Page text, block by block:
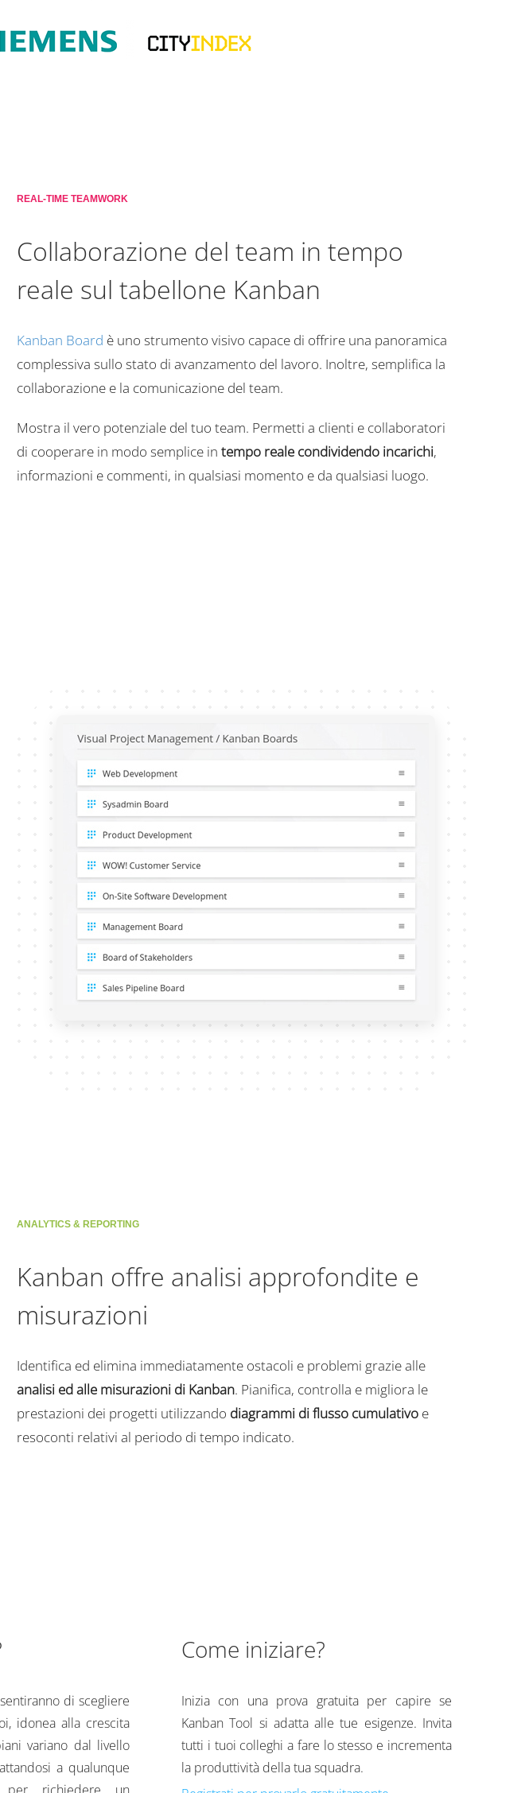
REAL-TIME TEAMWORK
Collaborazione del team in tempo
reale sul tabellone Kanban
Kanban Board è uno strumento visivo capace di offrire una panoramica
complessiva sullo stato di avanzamento del lavoro. Inoltre, semplifica la
collaborazione e la comunicazione del team.
Mostra il vero potenziale del tuo team. Permetti a clienti e collaboratori
di cooperare in modo semplice intempo reale condividendo incarichi,
informazioni e commenti, in qualsiasi momento e da qualsiasi luogo.
ANALYTICS & REPORTING
Kanban offre analisi approfondite e
misurazioni
Identifica ed elimina immediatamente ostacoli e problemi grazie alle
analisi ed alle misurazioni di Kanban. Pianifica, controlla e migliora le
prestazioni dei progetti utilizzando diagrammi di flusso cumulativo e
resoconti relativi al periodo di tempo indicato.
di scegliere
idonea alla crescita
variano dal livello
a qualunque
Come iniziare?
Inizia con una prova gratuita per capire se
Kanban Tool si adatta alle tue esigenze. Invita
tutti i tuoi colleghi a fare lo stesso e incrementa
la produttività della tua squadra.